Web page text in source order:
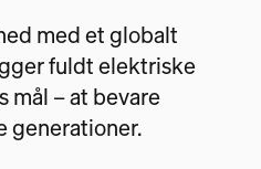
med et globalt
fuldt elektriske
– at bevare
generationer.